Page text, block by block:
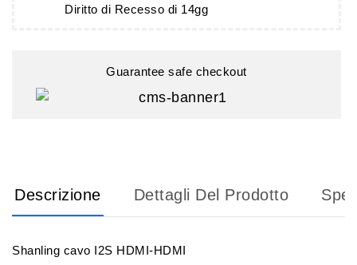
Diritto di Recesso di 14gg
Guarantee safe checkout
Descrizione Dettagli Del Prodotto
Shanling cavo I2S HDMI-HDMI